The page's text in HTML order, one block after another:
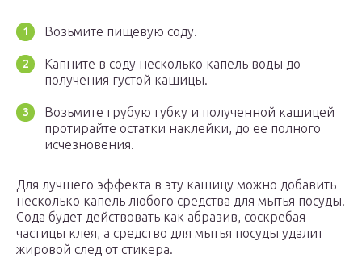
Возьмите пищевую соду.
Капните в соду несколько капель воды до
получения густой кашицы.
Возьмите грубую губку и полученной кашицей
протирайте остатки наклейки, до ее полного
исчезновения.
Для лучшего эффекта в эту кашицу можно добавить
несколько капель любого средства для мытья посуды.
Сода будет действовать как абразив, соскребая
частицы клея, а средство для мытья посуды удалит
жировой след от стикера.